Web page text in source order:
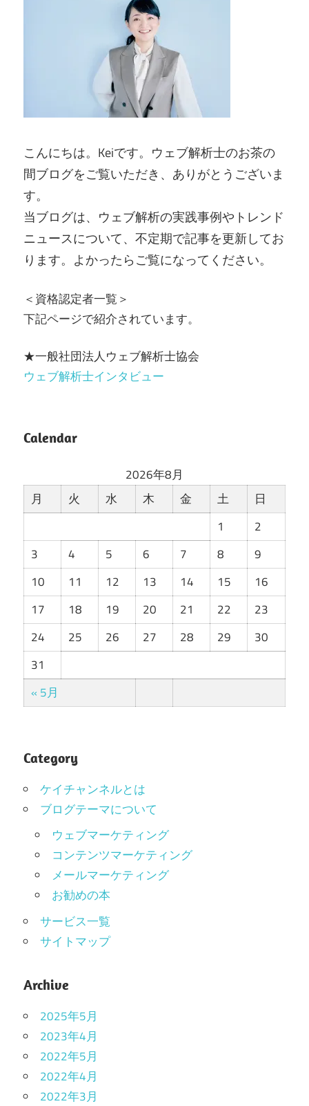
こんにちは。Keiです。ウェブ解析士のお茶の
間ブログをご覧いただき、ありがとうございま
す。
当ブログは、ウェブ解析の実践事例やトレンド
ニュースについて、不定期で記事を更新してお
ります。よかったらご覧になってください。
＜資格認定者一覧＞
下記ページで紹介されています。
★一般社団法人ウェブ解析士協会
ウェブ解析士インタビュー
Calendar
2026年8月
月
火 水 木 金 土 日
« 5月
1
2
3
4 5 6 7 8
9
10
11 12 13 14 15
16
17
18 19 20 21 22
23
24
25 26 27 28 29
30
31
Category
ケイチャンネルとは
ブログテーマについて
ウェブマーケティング
コンテンツマーケティング
メールマーケティング
お勧めの本
サービス一覧
サイトマップ
Archive
2025年5月
2023年4月
2022年5月
2022年4月
2022年3月